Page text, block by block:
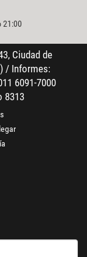
21:00
Ciudad de
/ Informes:
6091-7000
8313